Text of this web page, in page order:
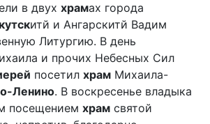
в двух храмах города
итй и Ангарскитй Вадим
Литургию. В день
и прочих Небесных Сил
посетил храм Михаила-
Ленино. В воскресенье владыка
посещением храм святой